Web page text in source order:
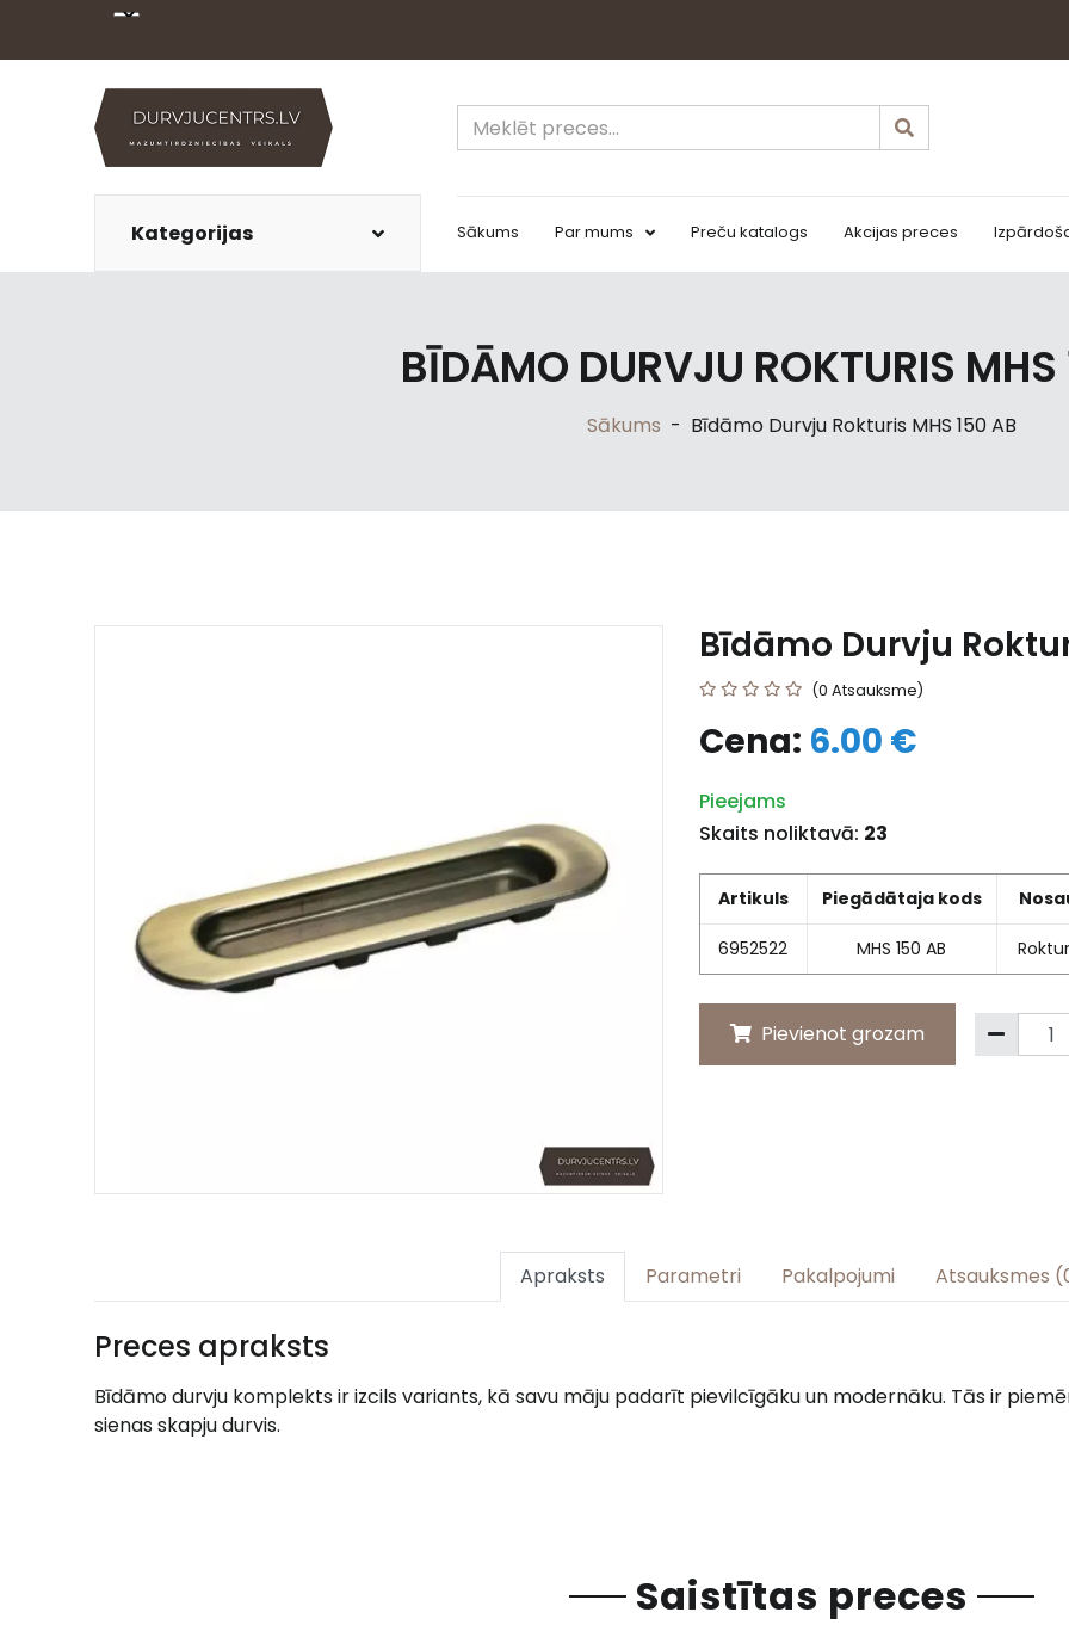
Kategorijas Sākums Par mums Preču katalogs Akcijas preces
BĪDĀMO DURVJU ROKTURIS
Sākums - Bīdāmo Durvju Rokturis MHS 150 AB
Bīdāmo Durvju
(0 Atsauksme)
Cena: 6.00 €
Pieejams
Skaits noliktavā: 23
Artikuls Piegādātaja kods
6952522 MHS 150 AB
Pievienot grozam
Apraksts Parametri Pakalpojumi Atsauksmes
Preces apraksts
Bīdāmo durvju komplekts ir izcils variants, kā savu māju padarīt pievilcīgāku un modernāku. Tās ir
sienas skapju durvis.
Saistītas preces